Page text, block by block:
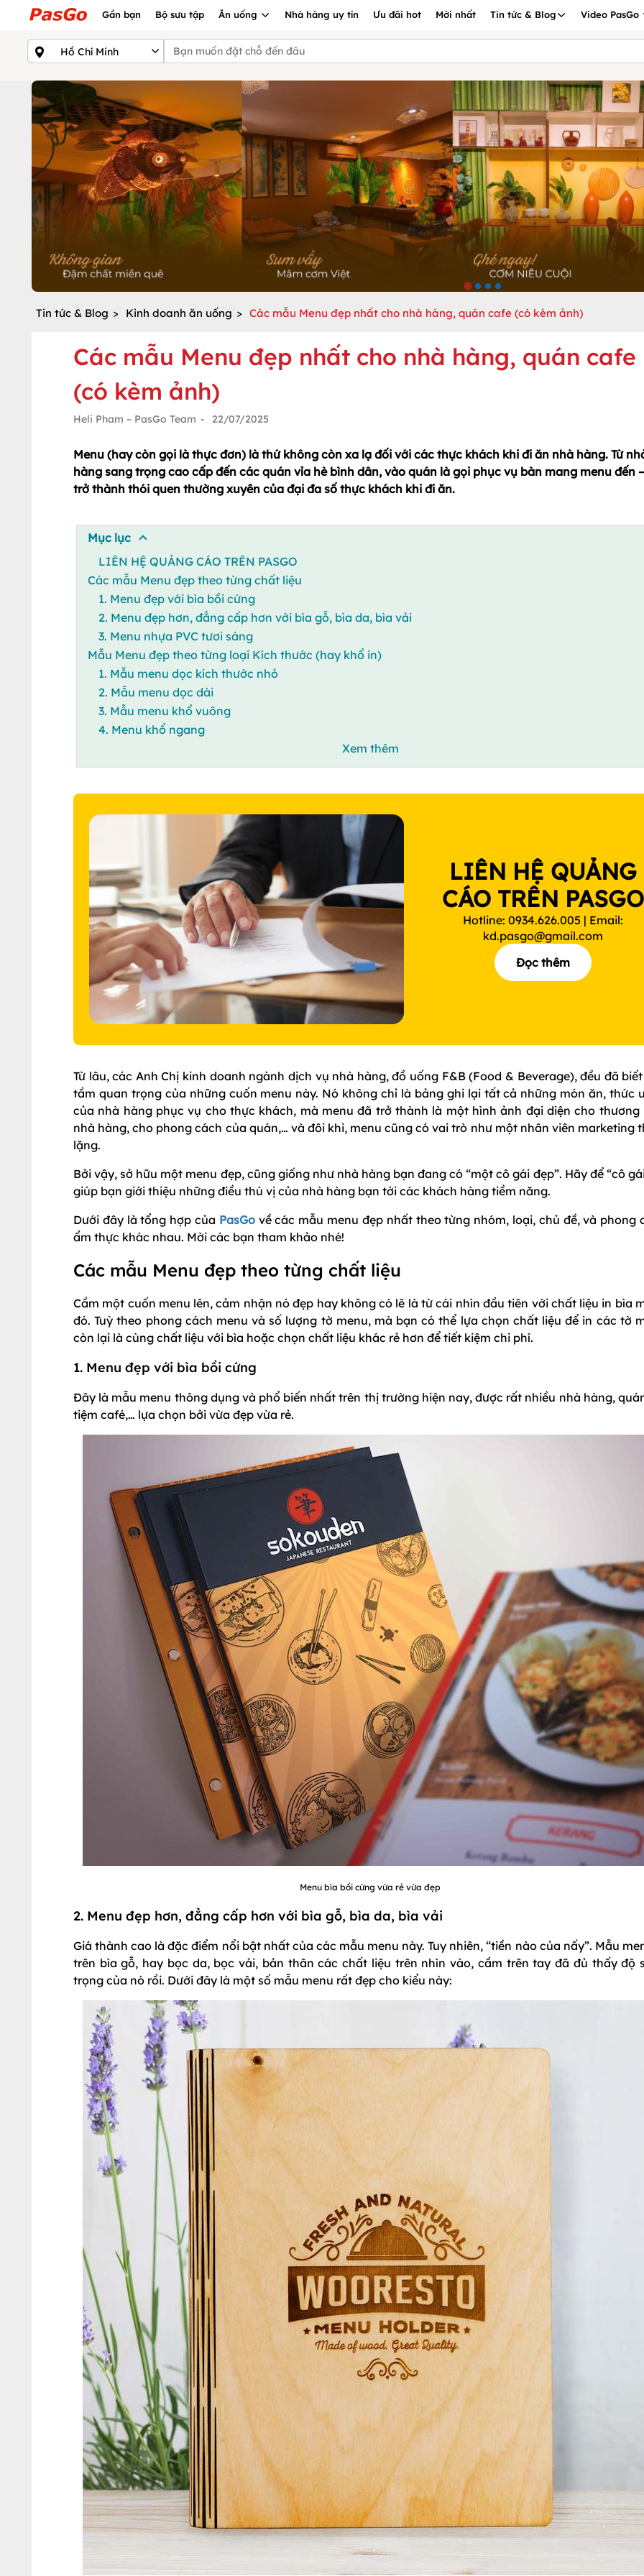
Gần bạn Bộ sưu tập Ăn uống Nhà hàng uy tín Ưu đãi hot Mới nhất Tin tức & Blog Video PasGo
Tin tức & Blog > Kinh doanh ăn uống > Các mẫu Menu đẹp nhất cho nhà hàng, quán cafe (có kèm ảnh)
Các mẫu Menu đẹp nhất cho nhà hàng, quán cafe
(có kèm ảnh)
Heli Pham – PasGo Team - 22/07/2025
Menu (hay còn gọi là thực đơn) là thứ không còn xa lạ đối với các thực khách khi đi ăn nhà hàng. Từ
hàng sang trọng cao cấp đến các quán vỉa hè bình dân, vào quán là gọi phục vụ bàn mang menu đến
trở thành thói quen thường xuyên của đại đa số thực khách khi đi ăn.
Mục lục
LIÊN HỆ QUẢNG CÁO TRÊN PASGO
Các mẫu Menu đẹp theo từng chất liệu
1. Menu đẹp với bìa bồi cứng
2. Menu đẹp hơn, đẳng cấp hơn với bìa gỗ, bìa da, bìa vải
3. Menu nhựa PVC tươi sáng
Mẫu Menu đẹp theo từng loại Kích thước (hay khổ in)
1. Mẫu menu dọc kích thước nhỏ
2. Mẫu menu dọc dài
3. Mẫu menu khổ vuông
4. Menu khổ ngang
Xem thêm
LIÊN HỆ QUẢNG
CÁO TRÊN PASGO
Hotline: 0934.626.005 | Email:
kd.pasgo@gmail.com
Đọc thêm
Từ lâu, các Anh Chị kinh doanh ngành dịch vụ nhà hàng, đồ uống F&B (Food & Beverage), đều đã
tầm quan trọng của những cuốn menu này. Nó không chỉ là bảng ghi lại tất cả những món ăn, thức
của nhà hàng phục vụ cho thực khách, mà menu đã trở thành là một hình ảnh đại diện cho thương
nhà hàng, cho phong cách của quán,… và đôi khi, menu cũng có vai trò như một nhân viên marketing
lặng.
Bởi vậy, sở hữu một menu đẹp, cũng giống như nhà hàng bạn đang có “một cô gái đẹp”. Hãy để “cô
giúp bạn giới thiệu những điều thú vị của nhà hàng bạn tới các khách hàng tiềm năng.
Dưới đây là tổng hợp của PasGovề các mẫu menu đẹp nhất theo từng nhóm, loại, chủ đề, và phong
ẩm thực khác nhau. Mời các bạn tham khảo nhé!
Các mẫu Menu đẹp theo từng chất liệu
Cầm một cuốn menu lên, cảm nhận nó đẹp hay không có lẽ là từ cái nhìn đầu tiên với chất liệu in bìa
đó. Tuỳ theo phong cách menu và số lượng tờ menu, mà bạn có thể lựa chọn chất liệu để in các tờ
còn lại là cùng chất liệu với bìa hoặc chọn chất liệu khác rẻ hơn để tiết kiệm chi phí.
1. Menu đẹp với bìa bồi cứng
Đây là mẫu menu thông dụng và phổ biến nhất trên thị trường hiện nay, được rất nhiều nhà hàng,
tiệm café,… lựa chọn bởi vừa đẹp vừa rẻ.
Menu bìa bồi cứng vừa rẻ vừa đẹp
2. Menu đẹp hơn, đẳng cấp hơn với bìa gỗ, bìa da, bìa vải
Giá thành cao là đặc điểm nổi bật nhất của các mẫu menu này. Tuy nhiên, “tiền nào của nấy”. Mẫu
trên bìa gỗ, hay bọc da, bọc vải, bản thân các chất liệu trên nhìn vào, cầm trên tay đã đủ thấy độ
trọng của nó rồi. Dưới đây là một số mẫu menu rất đẹp cho kiểu này: